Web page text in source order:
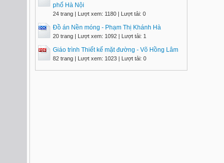
phố Hà Nội
24 trang | Lượt xem: 1180 | Lượt tải: 0
Đồ án Nền móng - Phạm Thị Khánh Hà
20 trang | Lượt xem: 1092 | Lượt tải: 1
Giáo trình Thiết kế mặt đường - Võ Hồng Lâm
82 trang | Lượt xem: 1023 | Lượt tải: 0